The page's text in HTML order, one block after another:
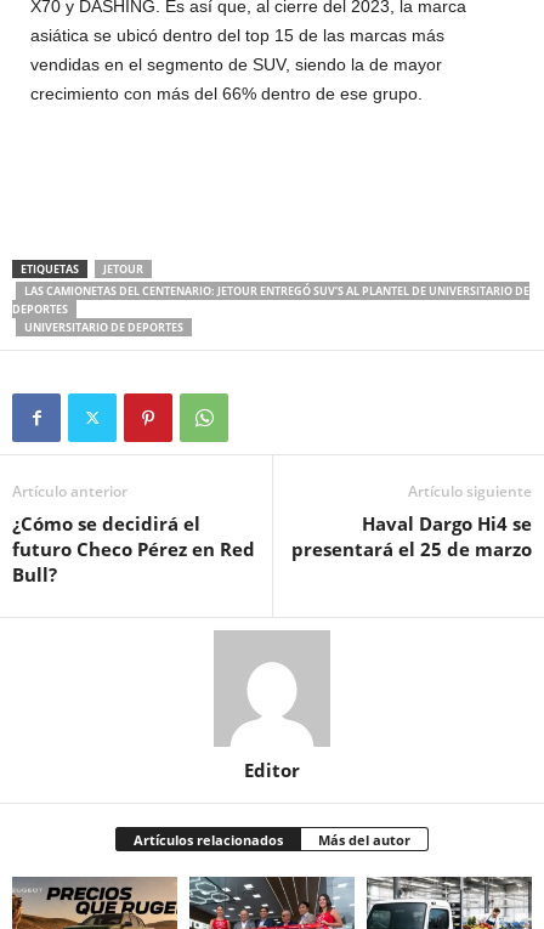
X70 y DASHING. Es así que, al cierre del 2023, la marca
asiática se ubicó dentro del top 15 de las marcas más
vendidas en el segmento de SUV, siendo la de mayor
crecimiento con más del 66% dentro de ese grupo.
ETIQUETAS
JETOUR
LAS CAMIONETAS DEL CENTENARIO: JETOUR ENTREGÓ SUV’S AL PLANTEL DE UNIVERSITARIO DE
DEPORTES
UNIVERSITARIO DE DEPORTES
Artículo anterior
¿Cómo se decidirá el
futuro Checo Pérez en Red
Bull?
Artículo siguiente
Haval Dargo Hi4 se
presentará el 25 de marzo
Editor
Artículos relacionados Más del autor